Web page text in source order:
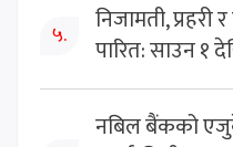
५.
निजामती,
पारित: साउन १
नबिल बैंकको